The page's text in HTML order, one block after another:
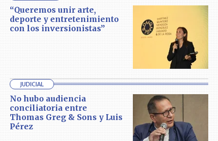
“Queremos unir arte,
deporte y entretenimiento
con los inversionistas”
JUDICIAL
No hubo audiencia
conciliatoria entre
Thomas Greg & Sons y Luis
Pérez